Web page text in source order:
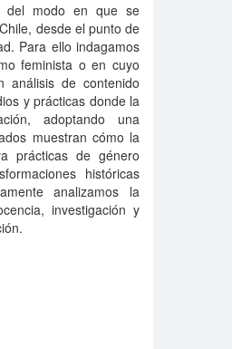
del modo en que se
desde el punto de
Para ello indagamos
feminista o en cuyo
de contenido
y prácticas donde la
adoptando una
muestran cómo la
prácticas de género
históricas
analizamos la
investigación y